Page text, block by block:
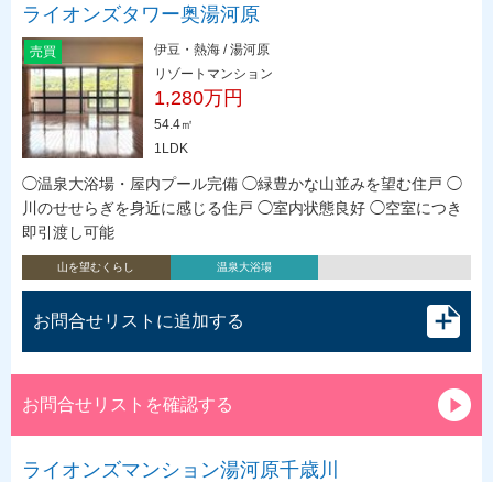
ライオンズタワー奥湯河原
売買
伊豆・熱海 / 湯河原
リゾートマンション
1,280万円
54.4㎡
1LDK
◯温泉大浴場・屋内プール完備 ◯緑豊かな山並みを望む住戸 ◯
川のせせらぎを身近に感じる住戸 ◯室内状態良好 ◯空室につき
即引渡し可能
山を望むくらし 温泉大浴場
お問合せリストに追加する
お問合せリストを確認する
ライオンズマンション湯河原千歳川